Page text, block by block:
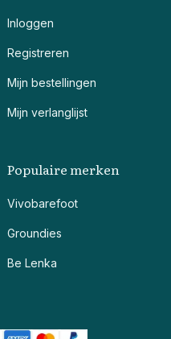
Inloggen
Registreren
Mijn bestellingen
Mijn verlanglijst
Populaire merken
Vivobarefoot
Groundies
Be Lenka